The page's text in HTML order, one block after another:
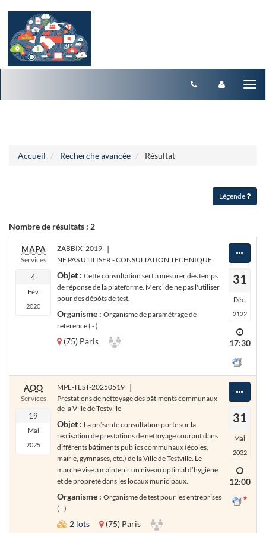
Accueil Recherche avancée Résultat
Légende
Nombre de résultats : 2
MAPA
Services
4
Fév.
2020
ZABBIX_2019 |
NE PAS UTILISER - CONSULTATION TECHNIQUE
Objet : Cette consultation sert à mesurer des temps
de réponse de la plateforme. Merci de ne pas l'utiliser
pour des dépôts de test.
Organisme : Organisme de paramétrage de
référence ( - )
(75) Paris
31
Déc.
2122
17:30
AOO
Services
19
Mai
2025
MPE-TEST-20250519 |
Prestations de nettoyage des bâtiments communaux
de la Ville de Testville
Objet : La présente consultation porte sur la
réalisation de prestations de nettoyage courant dans
différents bâtiments publics communaux (écoles,
mairie, gymnases, etc.) de la Ville de Testville. Le
marché vise à maintenir un niveau optimal d’hygiène
et de propreté dans les locaux municipaux.
Organisme : Organisme de test pour les entreprises
( - )
2 lots (75) Paris
31
Mai
2032
12:00